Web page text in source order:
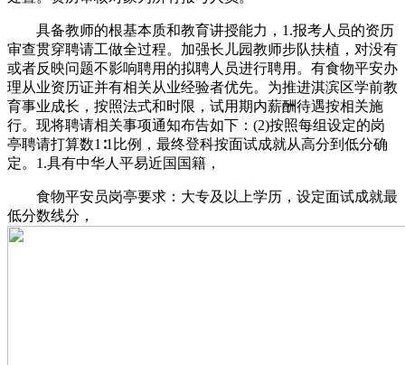
具备教师的根基本质和教育讲授能力，1.报考人员的资历
审查贯穿聘请工做全过程。加强长儿园教师步队扶植，对没有
或者反映问题不影响聘用的拟聘人员进行聘用。有食物平安办
理从业资历证并有相关从业经验者优先。为推进淇滨区学前教
育事业成长，按照法式和时限，试用期内薪酬待遇按相关施
行。现将聘请相关事项通知布告如下：(2)按照每组设定的岗
亭聘请打算数1∶1比例，最终登科按面试成就从高分到低分确
定。1.具有中华人平易近国国籍，
食物平安员岗亭要求：大专及以上学历，设定面试成就最
低分数线分，